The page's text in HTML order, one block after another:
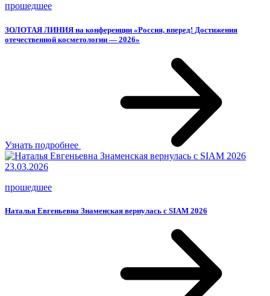
прошедшее
ЗОЛОТАЯ ЛИНИЯ на конференции «Россия, вперед! Достижения
отечественной косметологии — 2026»
Узнать подробнее
23.03.2026
прошедшее
Наталья Евгеньевна Знаменская вернулась с SIAM 2026